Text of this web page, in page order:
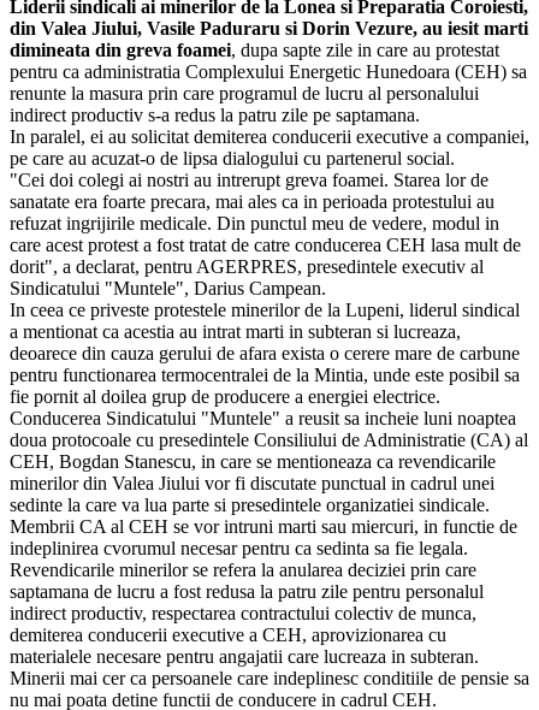
Liderii sindicali ai minerilor de la Lonea si Preparatia Coroiesti,
din Valea Jiului, Vasile Paduraru si Dorin Vezure, au iesit marti
dimineata din greva foamei, dupa sapte zile in care au protestat
pentru ca administratia Complexului Energetic Hunedoara (CEH) sa
renunte la masura prin care programul de lucru al personalului
indirect productiv s-a redus la patru zile pe saptamana.
In paralel, ei au solicitat demiterea conducerii executive a companiei,
pe care au acuzat-o de lipsa dialogului cu partenerul social.
"Cei doi colegi ai nostri au intrerupt greva foamei. Starea lor de
sanatate era foarte precara, mai ales ca in perioada protestului au
refuzat ingrijirile medicale. Din punctul meu de vedere, modul in
care acest protest a fost tratat de catre conducerea CEH lasa mult de
dorit", a declarat, pentru AGERPRES, presedintele executiv al
Sindicatului "Muntele", Darius Campean.
In ceea ce priveste protestele minerilor de la Lupeni, liderul sindical
a mentionat ca acestia au intrat marti in subteran si lucreaza,
deoarece din cauza gerului de afara exista o cerere mare de carbune
pentru functionarea termocentralei de la Mintia, unde este posibil sa
fie pornit al doilea grup de producere a energiei electrice.
Conducerea Sindicatului "Muntele" a reusit sa incheie luni noaptea
doua protocoale cu presedintele Consiliului de Administratie (CA) al
CEH, Bogdan Stanescu, in care se mentioneaza ca revendicarile
minerilor din Valea Jiului vor fi discutate punctual in cadrul unei
sedinte la care va lua parte si presedintele organizatiei sindicale.
Membrii CA al CEH se vor intruni marti sau miercuri, in functie de
indeplinirea cvorumul necesar pentru ca sedinta sa fie legala.
Revendicarile minerilor se refera la anularea deciziei prin care
saptamana de lucru a fost redusa la patru zile pentru personalul
indirect productiv, respectarea contractului colectiv de munca,
demiterea conducerii executive a CEH, aprovizionarea cu
materialele necesare pentru angajatii care lucreaza in subteran.
Minerii mai cer ca persoanele care indeplinesc conditiile de pensie sa
nu mai poata detine functii de conducere in cadrul CEH.